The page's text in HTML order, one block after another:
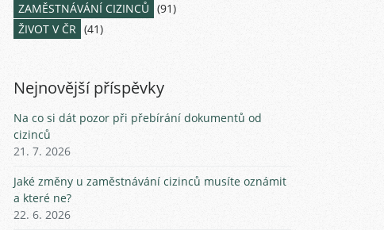
ZAMĚSTNÁVÁNÍ CIZINCŮ (91)
ŽIVOT V ČR (41)
Nejnovější příspěvky
Na co si dát pozor při přebírání dokumentů od
cizinců
21. 7. 2026
Jaké změny u zaměstnávání cizinců musíte oznámit
a které ne?
22. 6. 2026